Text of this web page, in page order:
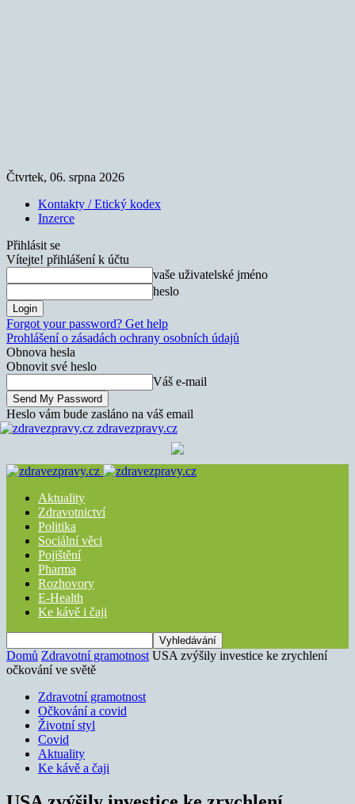
Čtvrtek, 06. srpna 2026
Kontakty / Etický kodex
Inzerce
Přihlásit se
Vítejte! přihlášení k účtu
vaše uživatelské jméno
heslo
Forgot your password? Get help
Prohlášení o zásadách ochrany osobních údajů
Obnova hesla
Obnovit své heslo
Váš e-mail
Heslo vám bude zasláno na váš email
zdravezpravy.cz
Aktuality
Zdravotnictví
Politika
Sociální věci
Pojištění
Pharma
Rozhovory
E-Health
Ke kávě i čaji
Domů Zdravotní gramotnost USA zvýšily investice ke zrychlení
očkování ve světě
Zdravotní gramotnost
Očkování a covid
Životní styl
Covid
Aktuality
Ke kávě a čaji